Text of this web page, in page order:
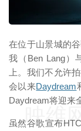
在位于山景城的
我（Ben Lang）
上。我们不允许
会以来Daydream
Daydream将迎来
虽然谷歌宣布
映维